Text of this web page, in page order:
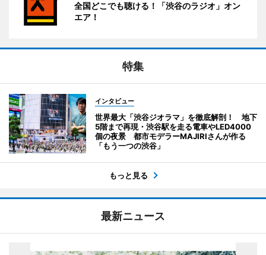
全国どこでも聴ける！「渋谷のラジオ」オン
エア！
特集
インタビュー
世界最大「渋谷ジオラマ」を徹底解剖！ 地下
5階まで再現・渋谷駅を走る電車やLED4000
個の夜景 都市モデラーMAJIRIさんが作る
「もう一つの渋谷」
もっと見る
最新ニュース